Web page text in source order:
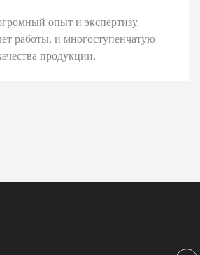
опыт и экспертизу,
работы, и многоступенчатую
продукции.